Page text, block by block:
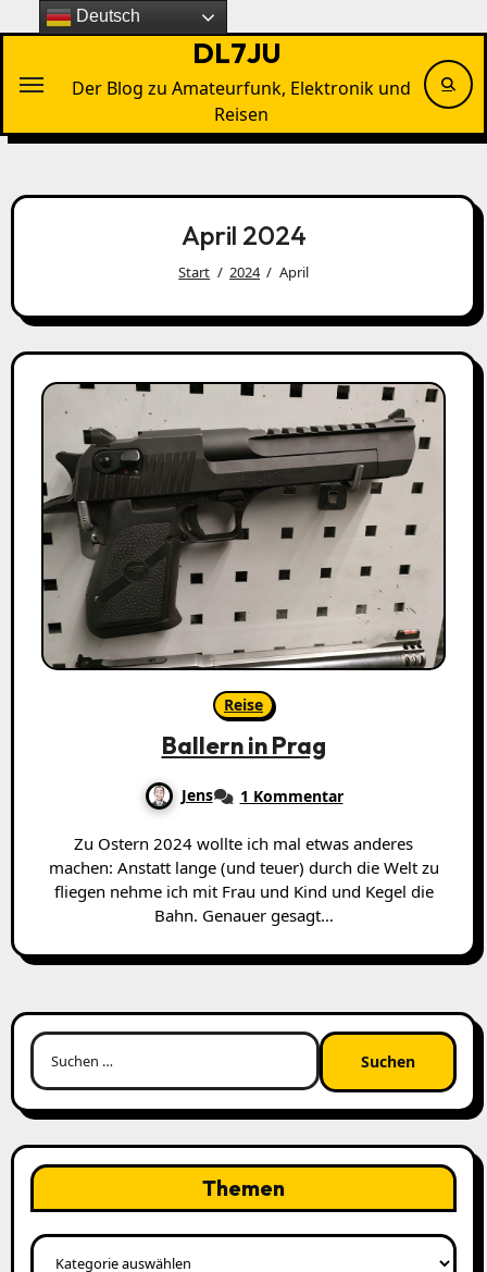
Inhalten
DL7JU
Der Blog zu Amateurfunk, Elektronik und
Reisen
April 2024
Start 2024 April
Reise
Ballern in Prag
Jens 1 Kommentar
Zu Ostern 2024 wollte ich mal etwas anderes
machen: Anstatt lange (und teuer) durch die Welt zu
fliegen nehme ich mit Frau und Kind und Kegel die
Bahn. Genauer gesagt…
Suchen
nach:
Themen
Themen
Deutsch